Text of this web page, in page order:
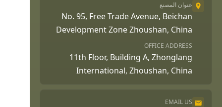
عنوان المصنع
No. 95, Free Trade Avenue, Beichan
Development Zone Zhoushan, China
OFFICE ADDRESS
11th Floor, Building A, Zhonglang
International, Zhoushan, China
EMAIL US